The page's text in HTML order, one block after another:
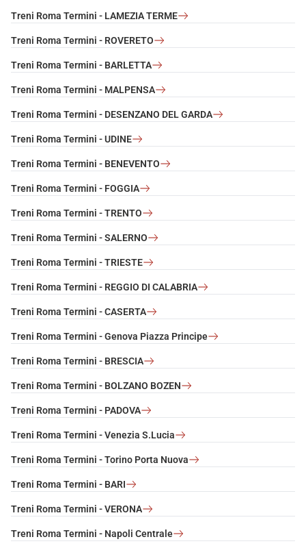
Treni Roma Termini - LAMEZIA TERME
Treni Roma Termini - ROVERETO
Treni Roma Termini - BARLETTA
Treni Roma Termini - MALPENSA
Treni Roma Termini - DESENZANO DEL GARDA
Treni Roma Termini - UDINE
Treni Roma Termini - BENEVENTO
Treni Roma Termini - FOGGIA
Treni Roma Termini - TRENTO
Treni Roma Termini - SALERNO
Treni Roma Termini - TRIESTE
Treni Roma Termini - REGGIO DI CALABRIA
Treni Roma Termini - CASERTA
Treni Roma Termini - Genova Piazza Principe
Treni Roma Termini - BRESCIA
Treni Roma Termini - BOLZANO BOZEN
Treni Roma Termini - PADOVA
Treni Roma Termini - Venezia S.Lucia
Treni Roma Termini - Torino Porta Nuova
Treni Roma Termini - BARI
Treni Roma Termini - VERONA
Treni Roma Termini - Napoli Centrale